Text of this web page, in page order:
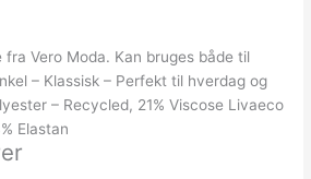
fra Vero Moda. Kan bruges både til
– Klassisk – Perfekt til hverdag og
– Recycled, 21% Viscose Livaeco
Elastan